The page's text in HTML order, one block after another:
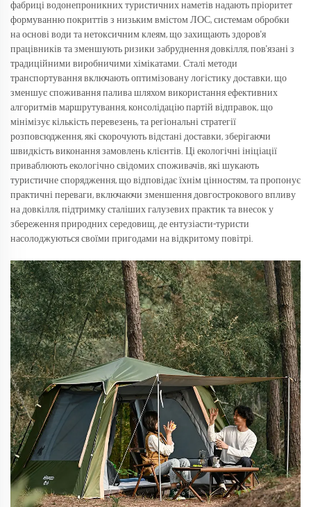
фабриці водонепроникних туристичних наметів надають пріоритет
формуванню покриттів з низьким вмістом ЛОС, системам обробки
на основі води та нетоксичним клеям, що захищають здоров'я
працівників та зменшують ризики забруднення довкілля, пов'язані з
традиційними виробничими хімікатами. Сталі методи
транспортування включають оптимізовану логістику доставки, що
зменшує споживання палива шляхом використання ефективних
алгоритмів маршрутування, консолідацію партій відправок, що
мінімізує кількість перевезень, та регіональні стратегії
розповсюдження, які скорочують відстані доставки, зберігаючи
швидкість виконання замовлень клієнтів. Ці екологічні ініціації
приваблюють екологічно свідомих споживачів, які шукають
туристичне спорядження, що відповідає їхнім цінностям, та пропонує
практичні переваги, включаючи зменшення довгострокового впливу
на довкілля, підтримку сталіших галузевих практик та внесок у
збереження природних середовищ, де ентузіасти-туристи
насолоджуються своїми пригодами на відкритому повітрі.